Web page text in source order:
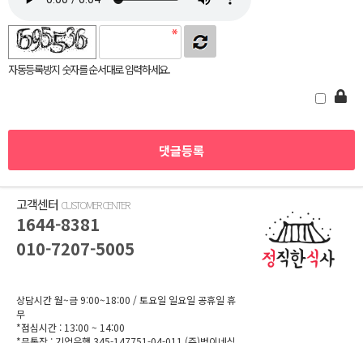
자동등록방지 숫자를 순서대로 입력하세요.
고객센터 CUSTOMER CENTER
1644-8381
010-7207-5005
상담시간 월~금 9:00~18:00 / 토요일 일요일 공휴일 휴
무
*점심시간 : 13:00 ~ 14:00